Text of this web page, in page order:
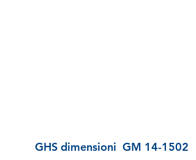
GHS dimensioni GM 14-1502